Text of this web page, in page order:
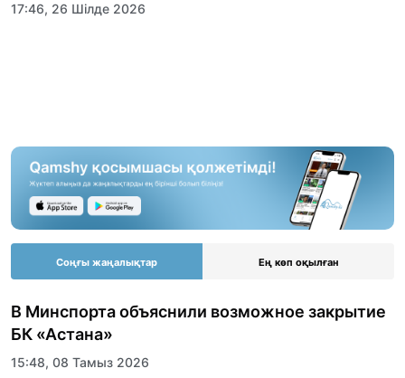
17:46, 26 Шілде 2026
Соңғы жаңалықтар Ең көп оқылған
В Минспорта объяснили возможное закрытие
БК «Астана»
15:48, 08 Тамыз 2026